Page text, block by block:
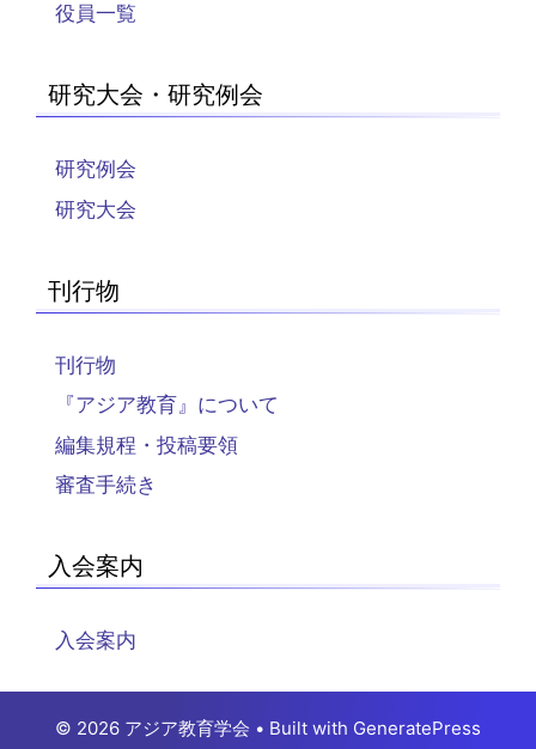
役員一覧
研究大会・研究例会
研究例会
研究大会
刊行物
刊行物
『アジア教育』について
編集規程・投稿要領
審査手続き
入会案内
入会案内
© 2026 アジア教育学会 • Built with GeneratePress